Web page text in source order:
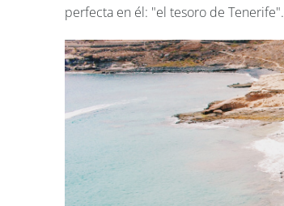
perfecta en él: "el tesoro de Tenerife".